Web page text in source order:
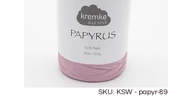
SKU: KSW - papyr-89